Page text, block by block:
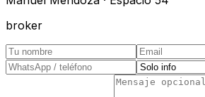
broker